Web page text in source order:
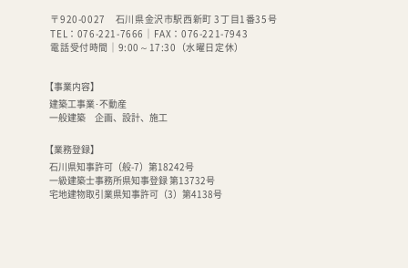
〒920-0027
石川県金沢市駅西新町 3丁目1番35号
TEL：076-221-7666
｜FAX： 076-221-7943
電話受付時間｜9:00～17:30（水曜日定休）
【事業内容】
建築工事業･不動産
一般建築 企画、設計、施工
【業務登録】
石川県知事許可（般-7）第18242号
一級建築士事務所県知事登録 第13732号
宅地建物取引業県知事許可（3）第4138号